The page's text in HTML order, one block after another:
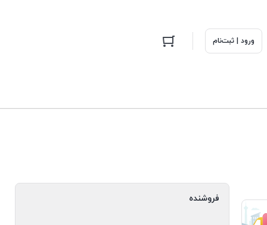
ورود | ثبت‌نام
فروشنده